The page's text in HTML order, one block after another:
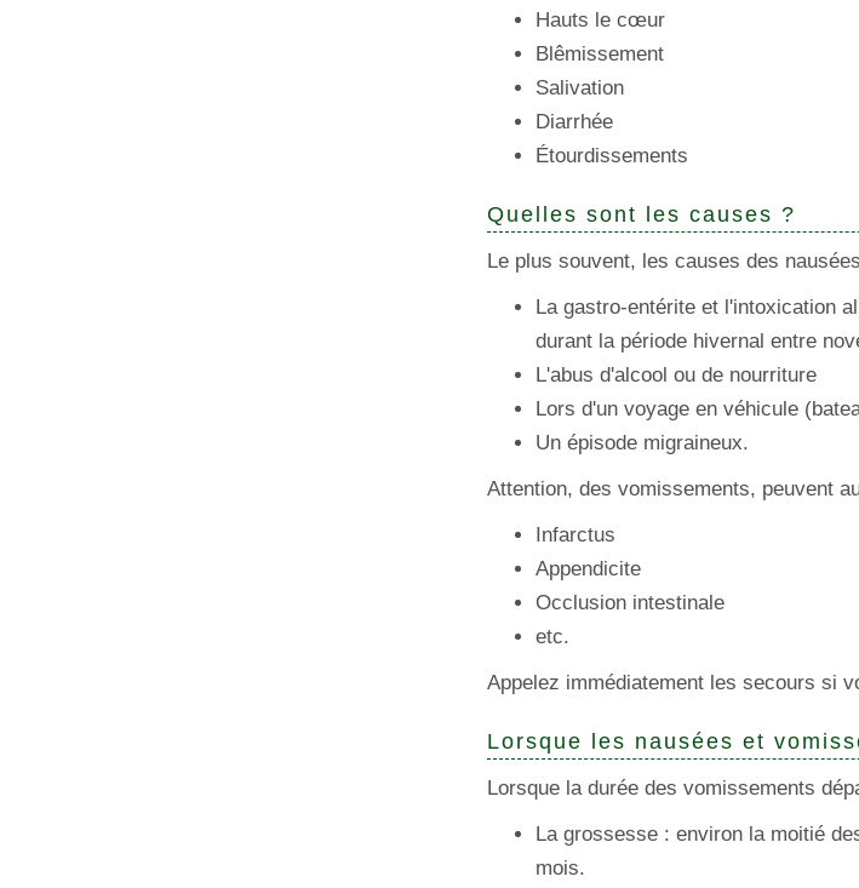
Hauts le cœur
Blêmissement
Salivation
Diarrhée
Étourdissements
Quelles sont les causes ?
Le plus souvent, les causes des
La gastro-entérite et l'intoxication
durant la période hivernal entre
L'abus d'alcool ou de nourriture
Lors d'un voyage en véhicule
Un épisode migraineux.
Attention, des vomissements, peuvent
Infarctus
Appendicite
Occlusion intestinale
etc.
Appelez immédiatement les secours si
Lorsque les nausées et
Lorsque la durée des vomissements
La grossesse : environ la moitié
mois.